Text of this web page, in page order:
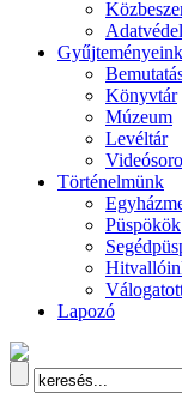
Gyűjteményeink
Könyvtár
Múzeum
Levéltár
Történelmünk
Püspökök
Lapozó